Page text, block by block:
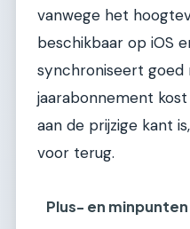
vanwege het
beschikbaar op iOS
synchroniseert goed
jaarabonnement
aan de prijzige kant
voor terug.
Plus- en